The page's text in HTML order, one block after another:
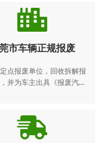
机动车回收企业，由机动车
业将报废的机动车登记证
牌、行驶证交公安机关交通
门注销。机动车所有人逾期
注销登记的，公安机关交通
应当公告该机动车登记证
、行驶证作废。 报废电
话：4008-565-122
市车辆正规报废
点报废单位，回收拆解报
并为车主出具《报废汽车
售给有资质的流通企业，可
报废汽车回用件在销售时标
明“报废汽车回用件”